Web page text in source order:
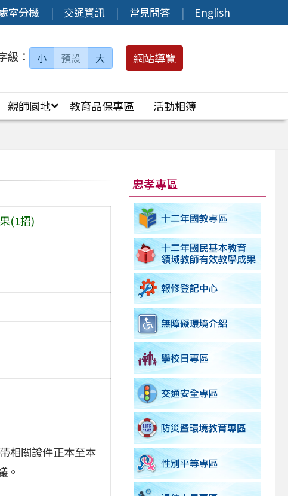
室分機 交通資訊 常見問答 English
級： 小 預設 大 網站導覽
親師園地 教育品保專區
活動相簿
(1招)
相關證件正本至本
。
忠孝專區